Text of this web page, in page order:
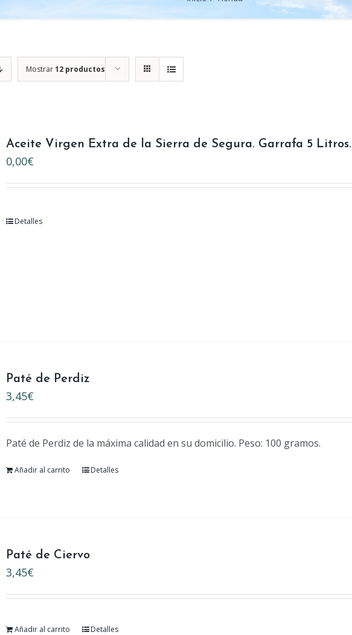
Mostrar12 productos
Aceite Virgen Extra de la Sierra de Segura. Garrafa 5 Litros.
0,00€
Detalles
Paté de Perdiz
3,45€
Paté de Perdiz de la máxima calidad en su domicilio. Peso: 100 gramos.
Añadir al carrito Detalles
Paté de Ciervo
3,45€
Añadir al carrito Detalles